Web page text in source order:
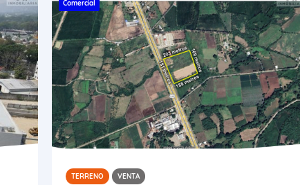
Comercial
TERRENO VENTA